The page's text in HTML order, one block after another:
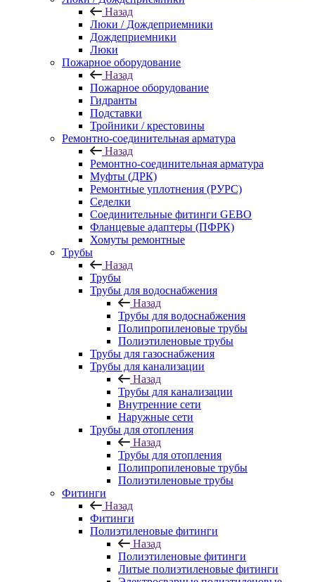
Назад
Люки / Дождеприемники
Дождеприемники
Люки
Пожарное оборудование
Назад
Пожарное оборудование
Гидранты
Подставки
Тройники / крестовины
Ремонтно-соединительная арматура
Назад
Ремонтно-соединительная арматура
Муфты (ДРК)
Ремонтные уплотнения (РУРС)
Седелки
Соединительные фитинги GEBO
Фланцевые адаптеры (ПФРК)
Хомуты ремонтные
Трубы
Назад
Трубы
Трубы для водоснабжения
Назад
Трубы для водоснабжения
Полипропиленовые трубы
Полиэтиленовые трубы
Трубы для газоснабжения
Трубы для канализации
Назад
Трубы для канализации
Внутренние сети
Наружные сети
Трубы для отопления
Назад
Трубы для отопления
Полипропиленовые трубы
Полиэтиленовые трубы
Фитинги
Назад
Фитинги
Полиэтиленовые фитинги
Назад
Полиэтиленовые фитинги
Литые полиэтиленовые фитинги